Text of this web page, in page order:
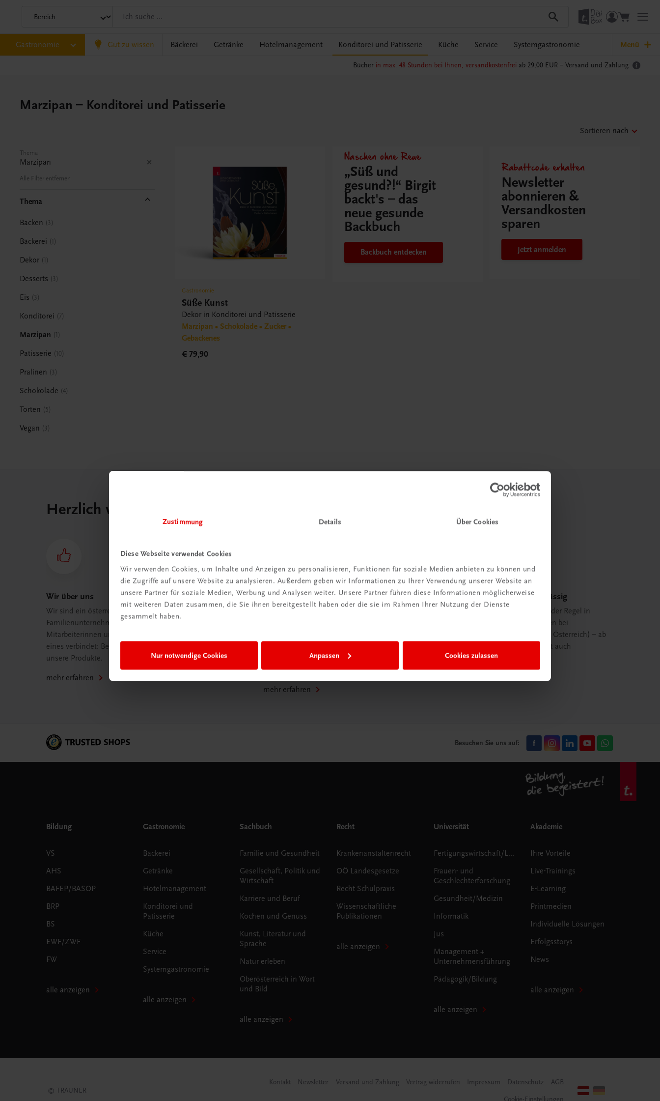
Zustimmung Details Über Cookies
Diese Webseite verwendet Cookies
Wir verwenden Cookies, um Inhalte und Anzeigen zu personalisieren, Funktionen für soziale Medien anbieten zu können und
die Zugriffe auf unsere Website zu analysieren. Außerdem geben wir Informationen zu Ihrer Verwendung unserer Website an
unsere Partner für soziale Medien, Werbung und Analysen weiter. Unsere Partner führen diese Informationen möglicherweise
mit weiteren Daten zusammen, die Sie ihnen bereitgestellt haben oder die sie im Rahmen Ihrer Nutzung der Dienste
gesammelt haben.
Nur notwendige Cookies Anpassen Cookies zulassen
Gastronomie Gut zu wissen Bäckerei Getränke Hotelmanagement Konditorei und Patisserie Küche Service Systemgastronomie Menü
Bücher in max. 48 Stunden bei Ihnen, versandkostenfrei ab 29,00 EUR – Versand und Zahlung
Marzipan – Konditorei und Patisserie
Sortieren nach
Thema
Marzipan
Alle Filter entfernen
Thema
Backen 3
Bäckerei 1
Dekor 1
Desserts 3
Eis 3
Konditorei 7
Marzipan 1
Patisserie 10
Pralinen 3
Schokolade 4
Torten 5
Vegan 3
Gastronomie
Süße Kunst
Dekor in Konditorei und Patisserie
Marzipan • Schokolade • Zucker •
Gebackenes
€ 79,90
Naschen ohne Reue
„Süß und
gesund?!“ Birgit
backt's – das
neue gesunde
Backbuch
Backbuch entdecken
Rabattcode erhalten
Newsletter
abonnieren &
Versandkosten
sparen
Jetzt anmelden
Herzlich willkommen bei TRAUNER!
Wir über uns
Wir sind ein österreichisches
Familienunternehmen mit 75
Mitarbeiterinnen und Mitarbeitern, die
eines verbindet: Begeisterung für
unsere Produkte.
mehr erfahren
Wir sind gerne für Sie da
TRAUNER Verlag + Buchservice GmbH
buchservice@trauner.at
WhatsApp:+43 664 88 58 69 41
mehr erfahren
Schnell und zuverlässig
Ihre Bestellung ist in der Regel in
spätestens 48 Stunden bei
Ihnen (innerhalb von Österreich) – ab
29,00 EUR Bestellwert auch
versandkostenfrei.
Besuchen Sie uns auf:
Bildung
VS
AHS
BAFEP/BASOP
BRP
BS
EWF/ZWF
FW
alle anzeigen
Gastronomie
Bäckerei
Getränke
Hotelmanagement
Konditorei und
Patisserie
Küche
Service
Systemgastronomie
alle anzeigen
Sachbuch
Familie und Gesundheit
Gesellschaft, Politik und
Wirtschaft
Karriere und Beruf
Kochen und Genuss
Kunst, Literatur und
Sprache
Natur erleben
Oberösterreich in Wort
und Bild
alle anzeigen
Recht
Krankenanstaltenrecht
OÖ Landesgesetze
Recht Schulpraxis
Wissenschaftliche
Publikationen
alle anzeigen
Universität
Fertigungswirtschaft/Logistik
Frauen- und
Geschlechterforschung
Gesundheit/Medizin
Informatik
Jus
Management +
Unternehmensführung
Pädagogik/Bildung
alle anzeigen
Akademie
Ihre Vorteile
Live-Trainings
E-Learning
Printmedien
Individuelle Lösungen
Erfolgsstorys
News
alle anzeigen
© TRAUNER
Kontakt Newsletter Versand und Zahlung Vertrag widerrufen Impressum Datenschutz AGB
Cookie-Einstellungen